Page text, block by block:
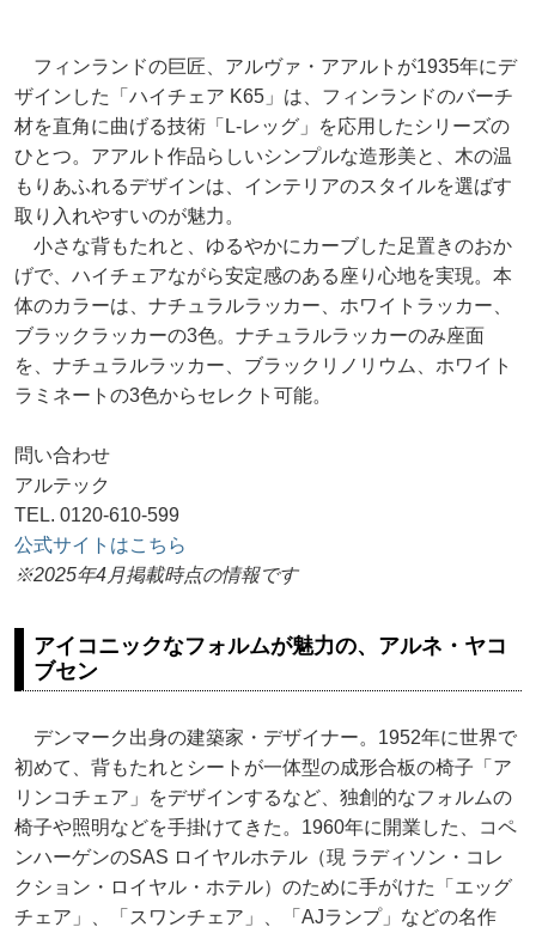
フィンランドの巨匠、アルヴァ・アアルトが1935年にデ
ザインした「ハイチェア K65」は、フィンランドのバーチ
材を直角に曲げる技術「L-レッグ」を応用したシリーズの
ひとつ。アアルト作品らしいシンプルな造形美と、木の温
もりあふれるデザインは、インテリアのスタイルを選ばす
取り入れやすいのが魅力。
小さな背もたれと、ゆるやかにカーブした足置きのおか
げで、ハイチェアながら安定感のある座り心地を実現。本
体のカラーは、ナチュラルラッカー、ホワイトラッカー、
ブラックラッカーの3色。ナチュラルラッカーのみ座面
を、ナチュラルラッカー、ブラックリノリウム、ホワイト
ラミネートの3色からセレクト可能。
問い合わせ
アルテック
TEL. 0120-610-599
公式サイトはこちら
※2025年4月掲載時点の情報です
アイコニックなフォルムが魅力の、アルネ・ヤコ
ブセン
デンマーク出身の建築家・デザイナー。1952年に世界で
初めて、背もたれとシートが一体型の成形合板の椅子「ア
リンコチェア」をデザインするなど、独創的なフォルムの
椅子や照明などを手掛けてきた。1960年に開業した、コペ
ンハーゲンのSAS ロイヤルホテル（現 ラディソン・コレ
クション・ロイヤル・ホテル）のために手がけた「エッグ
チェア」、「スワンチェア」、「AJランプ」などの名作